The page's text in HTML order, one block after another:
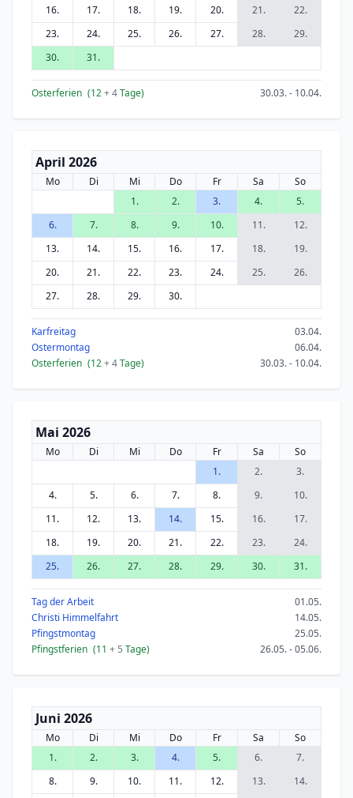
16.
17. 18. 19. 20. 21.
22.
23.
24. 25. 26. 27. 28.
29.
30.
31.
Osterferien (12+ 4Tage) 30.03. - 10.04.
April 2026
Mo Di Mi Do Fr Sa
So
1.
2. 3. 4.
5.
6.
7. 8. 9. 10. 11.
12.
13.
14. 15. 16. 17. 18.
19.
20.
21. 22. 23. 24. 25.
26.
27.
28. 29. 30.
Karfreitag
03.04.
Ostermontag
06.04.
Osterferien (12+ 4Tage) 30.03. - 10.04.
Mai 2026
Mo Di Mi Do Fr Sa
So
1.
2.
3.
4.
5. 6. 7. 8. 9.
10.
11.
12. 13. 14. 15. 16.
17.
18.
19. 20. 21. 22. 23.
24.
25.
26. 27. 28. 29. 30. 31.
Tag der Arbeit
01.05.
Christi Himmelfahrt
14.05.
Pfingstmontag
25.05.
Pfingstferien (11 + 5 Tage) 26.05. - 05.06.
Juni 2026
Mo Di Mi Do Fr Sa
So
1.
2. 3. 4. 5. 6.
7.
8.
9. 10. 11. 12. 13. 14.